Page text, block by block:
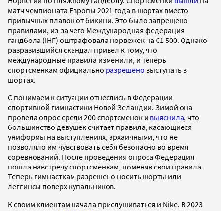
матч чемпионата Европы 2021 года в шортах вместо
привычных плавок от бикини. Это было запрещено
правилами, из-за чего Международная федерация
гандбола (IHF) оштрафовала норвежек на €1 500. Однако
разразившийся скандал привел к тому, что
международные правила изменили, и теперь
спортсменкам официально разрешено выступать в
шортах.
С понимаем к ситуации отнеслись в Федерации
спортивной гимнастики Новой Зеландии. Зимой она
провела опрос среди 200 спортсменок и выяснила, что
большинство девушек считает правила, касающиеся
униформы на выступлениях, архаичными, что не
позволяло им чувствовать себя безопасно во время
соревнований. После проведения опроса Федерация
пошла навстречу спортсменкам, поменяв свои правила.
Теперь гимнасткам разрешено носить шорты или
леггинсы поверх купальников.
К своим клиентам начала прислушиваться и Nike. В 2023